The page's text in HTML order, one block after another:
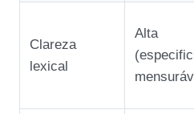
Clareza
lexical
Alta